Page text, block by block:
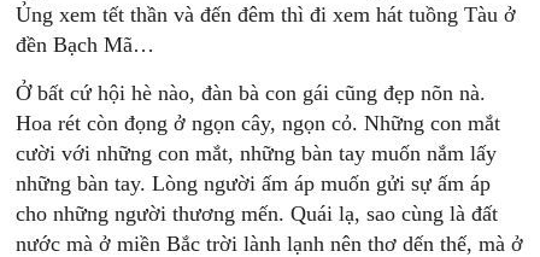
Ủng xem tết thần và đến đêm thì đi xem hát tuồng Tàu ở
đền Bạch Mã…
Ở bất cứ hội hè nào, đàn bà con gái cũng đẹp nõn nà.
Hoa rét còn đọng ở ngọn cây, ngọn cỏ. Những con mắt
cười với những con mắt, những bàn tay muốn nắm lấy
những bàn tay. Lòng người ấm áp muốn gửi sự ấm áp
cho những người thương mến. Quái lạ, sao cùng là đất
nước mà ở miền Bắc trời lành lạnh nên thơ dến thế, mà ở